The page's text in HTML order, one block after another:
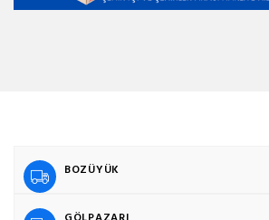
BOZÜYÜK
GÖLPAZARI